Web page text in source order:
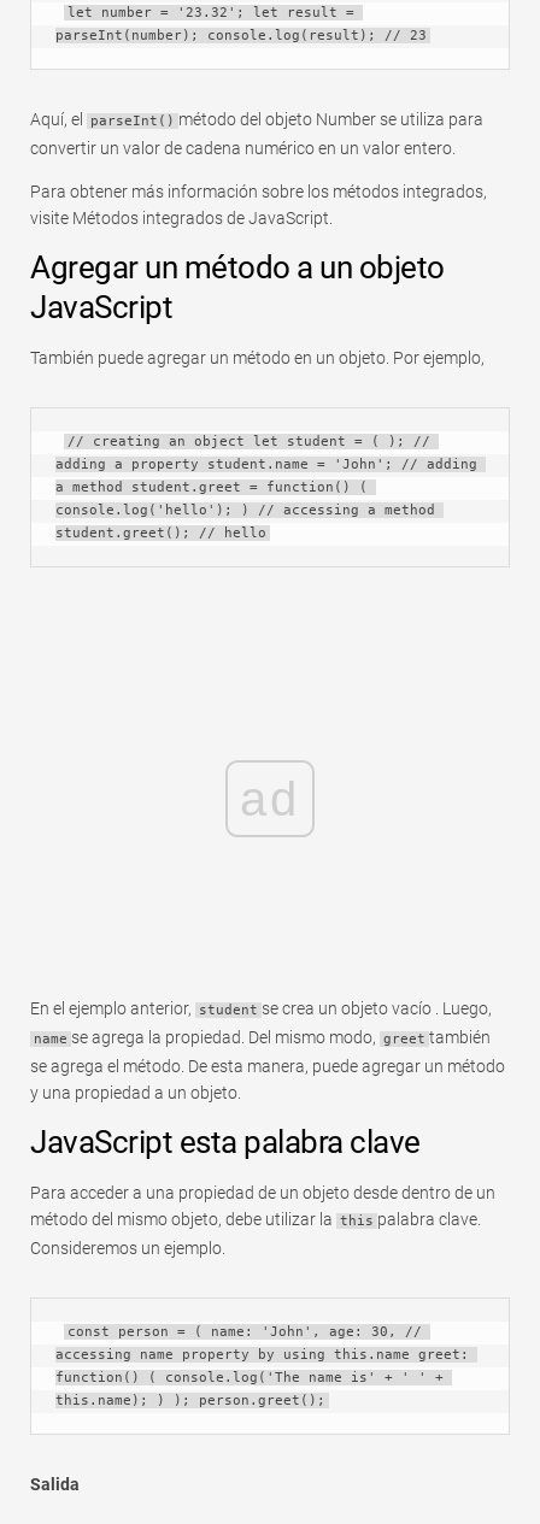
let number = '23.32'; let result =
parseInt(number); console.log(result); // 23
Aquí, el parseInt() método del objeto Number se utiliza para
convertir un valor de cadena numérico en un valor entero.
Para obtener más información sobre los métodos integrados,
visite Métodos integrados de JavaScript.
Agregar un método a un objeto
JavaScript
También puede agregar un método en un objeto. Por ejemplo,
// creating an object let student = ( ); //
adding a property student.name = 'John'; // adding
a method student.greet = function() (
console.log('hello'); ) // accessing a method
student.greet(); // hello
ad
En el ejemplo anterior, student se crea un objeto vacío . Luego,
name se agrega la propiedad. Del mismo modo, greet también
se agrega el método. De esta manera, puede agregar un método
y una propiedad a un objeto.
JavaScript esta palabra clave
Para acceder a una propiedad de un objeto desde dentro de un
método del mismo objeto, debe utilizar la this palabra clave.
Consideremos un ejemplo.
const person = ( name: 'John', age: 30, //
accessing name property by using this.name greet:
function() ( console.log('The name is' + ' ' +
this.name); ) ); person.greet();
Salida